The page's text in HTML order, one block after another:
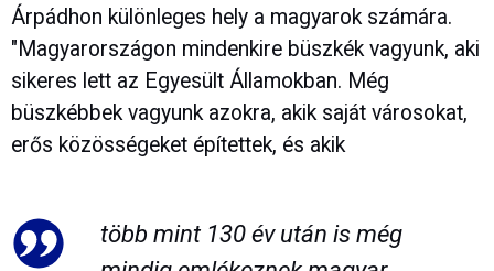
Árpádhon különleges hely a magyarok számára.
"Magyarországon mindenkire büszkék vagyunk, aki
sikeres lett az Egyesült Államokban. Még
büszkébbek vagyunk azokra, akik saját városokat,
erős közösségeket építettek, és akik
több mint 130 év után is még